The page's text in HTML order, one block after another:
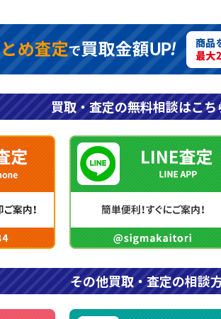
買取・査定の無料相談はこち
その他買取・査定の相談